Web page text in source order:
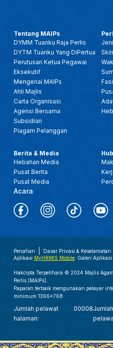
Tentang MAIPs
DYMM Tuanku Raja Perlis
DYTM Tuanku Yang DiPertua
Perutusan Ketua Pegawai
Eksekutif
Mengenai MAIPs
Ahli Majlis
Carta Organisasi
Agensi Bersama
Subsidiari
Piagam Pelanggan
Berita & Media
Hebahan Media
Pusat Berita
Pusat Media
Acara
Penafian Dasar Privasi & Keselamatan
Aplikasi MyHRMIS Mobile: Galeri
Hakcipta Terpelihara © 2024 Majlis
Perlis (MAIPs).
Paparan terbaik mengunakan pelayar
minimum 1366x768.
Jumlah pelawat
halaman:
00008Jumlah